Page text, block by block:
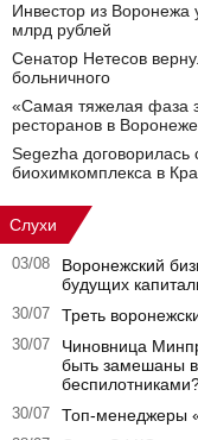
Инвестор из Воронежа
млрд рублей
Сенатор Нетесов
больничного
«Самая тяжелая фаза
ресторанов в
Segezha договорилась
биохимкомплекса в
Слухи
03/08
Воронежский
будущих
30/07 Треть
30/07
Чиновница
быть замешаны
30/07 Топ-менеджеры